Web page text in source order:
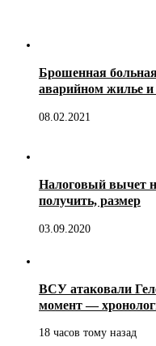
Брошенная
аварийном жилье и
08.02.2021
Налоговый вычет
получить, размер
03.09.2020
ВСУ атаковали
момент —
18 часов тому назад